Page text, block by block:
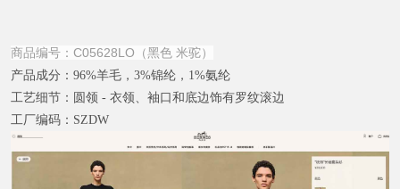
商品编号：C05628LO（黑色 米驼）
产品成分： 96%羊毛，3%锦纶，1%氨纶
工艺细节： 圆领 - 衣领、袖口和底边饰有罗纹滚边
工厂编码： SZDW